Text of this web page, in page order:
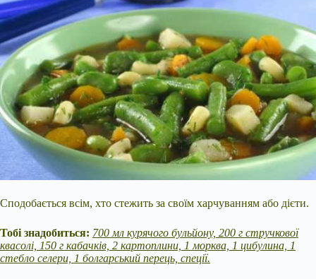
Сподобається всім, хто стежить за своїм харчуванням або дієти.
Тобі знадобиться: 700 мл курячого бульйону, 200 г стручкової
квасолі, 150 г кабачків, 2 картоплини, 1 морква, 1 цибулина, 1
стебло селери, 1 болгарський перець, спеції.